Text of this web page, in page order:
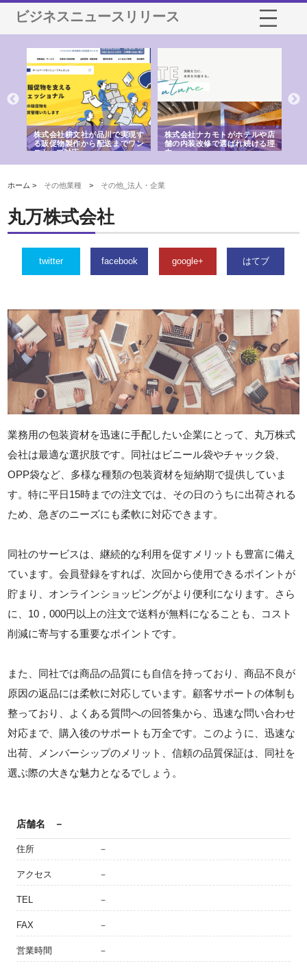
ビジネスニュースリリース
株式会社耕文社が品川で実現す
る販促物製作から配送までワン
ストップ対応
株式会社ナカモトがホテルや店
舗の内装改修で選ばれ続ける理
由
ホーム > その他業種 > その他_法人・企業
丸万株式会社
twitter facebook google+ はてブ
業務用の包装資材を迅速に手配したい企業にとって、丸万株式
会社は最適な選択肢です。同社はビニール袋やチャック袋、
OPP袋など、多様な種類の包装資材を短納期で提供していま
す。特に平日15時までの注文では、その日のうちに出荷される
ため、急ぎのニーズにも柔軟に対応できます。
同社のサービスは、継続的な利用を促すメリットも豊富に備え
ています。会員登録をすれば、次回から使用できるポイントが
貯まり、オンラインショッピングがより便利になります。さら
に、10，000円以上の注文で送料が無料になることも、コスト
削減に寄与する重要なポイントです。
また、同社では商品の品質にも自信を持っており、商品不良が
原因の返品には柔軟に対応しています。顧客サポートの体制も
整っており、よくある質問への回答集から、迅速な問い合わせ
対応まで、購入後のサポートも万全です。このように、迅速な
出荷、メンバーシップのメリット、信頼の品質保証は、同社を
選ぶ際の大きな魅力となるでしょう。
店舗名 －
住所 －
アクセス －
TEL －
FAX －
営業時間 －